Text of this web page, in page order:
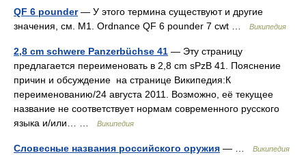
QF 6 pounder— У этого термина существуют и другие
значения, см. М1. Ordnance QF 6 pounder 7 cwt …
Википедия
2,8 cm schwere Panzerbüchse 41 — Эту страницу
предлагается переименовать в 2,8 cm sPzB 41. Пояснение
причин и обсуждение на странице Википедия:К
переименованию/24 августа 2011. Возможно, её текущее
название не соответствует нормам современного русского
языка и/или… …
Википедия
Словесные названия российского оружия — … Википедия